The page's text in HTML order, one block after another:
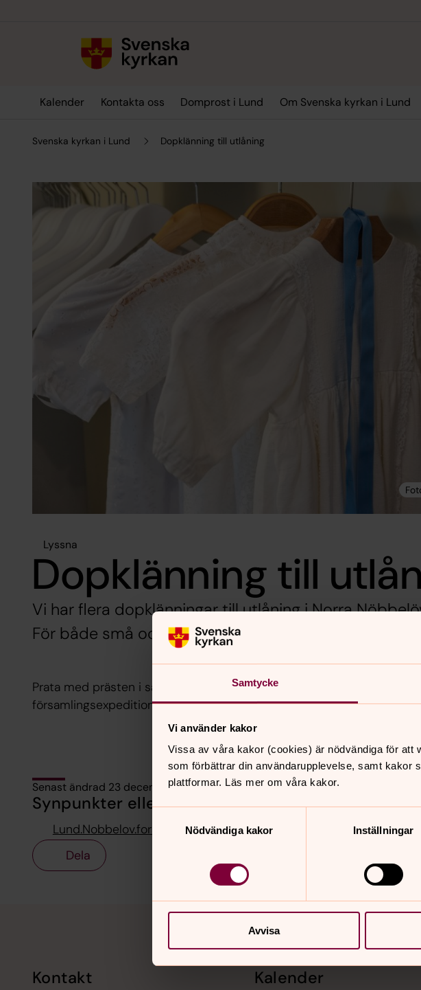
Samtycke
Vi använder kakor
Vissa av våra kakor (cookies) är nödvändiga för
som förbättrar din användarupplevelse, samt kakor
plattformar. Läs mer om våra kakor.
Nödvändiga kakor
Inställningar
Avvisa
Kalender Kontakta oss Domprost i Lund Om Svenska kyrkan i Lund
Svenska kyrkan i Lund Dopklänning till utlåning
Lyssna
Dopklänning till
Vi har flera dopklänningar till utlåning i Norra
För både små och stora barn.
Prata med prästen i samband med dopsamtalet, eller hör av dig till
församlingsexpedition: 046-71 88 60.
Senast ändrad 23 december 2025
Synpunkter eller frågor på sidans innehåll?
Lund.Nobbelov.forsamling@svenskakyrkan.se
Dela
Kontakt Kalender